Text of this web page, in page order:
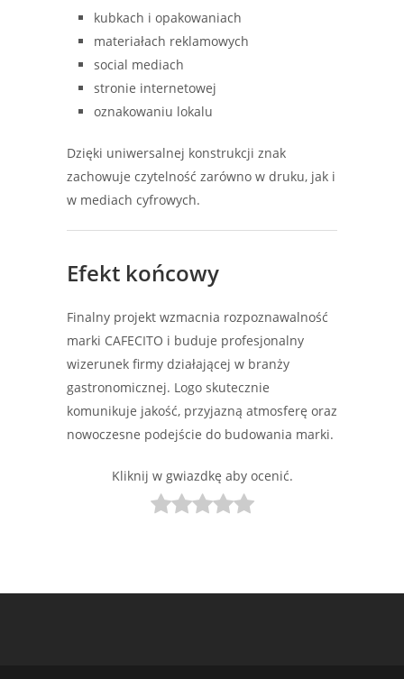
kubkach i opakowaniach
materiałach reklamowych
social mediach
stronie internetowej
oznakowaniu lokalu
Dzięki uniwersalnej konstrukcji znak
zachowuje czytelność zarówno w druku, jak i
w mediach cyfrowych.
Efekt końcowy
Finalny projekt wzmacnia rozpoznawalność
marki CAFECITO i buduje profesjonalny
wizerunek firmy działającej w branży
gastronomicznej. Logo skutecznie
komunikuje jakość, przyjazną atmosferę oraz
nowoczesne podejście do budowania marki.
Kliknij w gwiazdkę aby ocenić.